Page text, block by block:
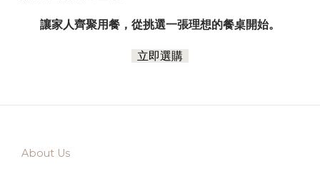
讓家人齊聚用餐，從挑選一張理想的餐桌開始。
立即選購
About Us